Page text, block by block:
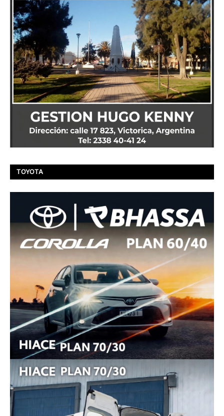
TOYOTA